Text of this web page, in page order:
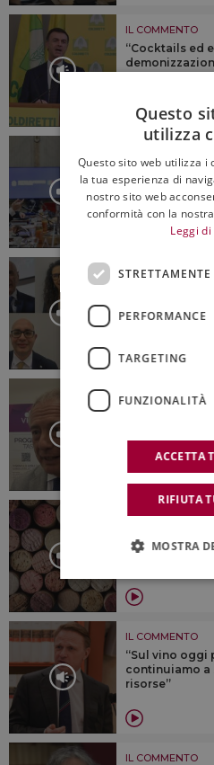
IL COMMENTO
“Cocktails ed
4:15
Health
mai etichette
consumatore”
IL COMMENTO
Tendenze,
scaffale in
gdo
“Il fascino di
italiani vince
mondiale”
IL COMMENTO
“Il vino
spinta
IL COMMENTO
“Sul vino oggi
continuiamo
risorse”
IL COMMENTO
Questo
utilizza
Questo sito web utilizza i
la tua esperienza di
nostro sito web
conformità con la
Leggi
PERFORMANCE
TARGETING
FUNZIONALITÀ
ACCETTA
RIFIUTA
MOSTRA